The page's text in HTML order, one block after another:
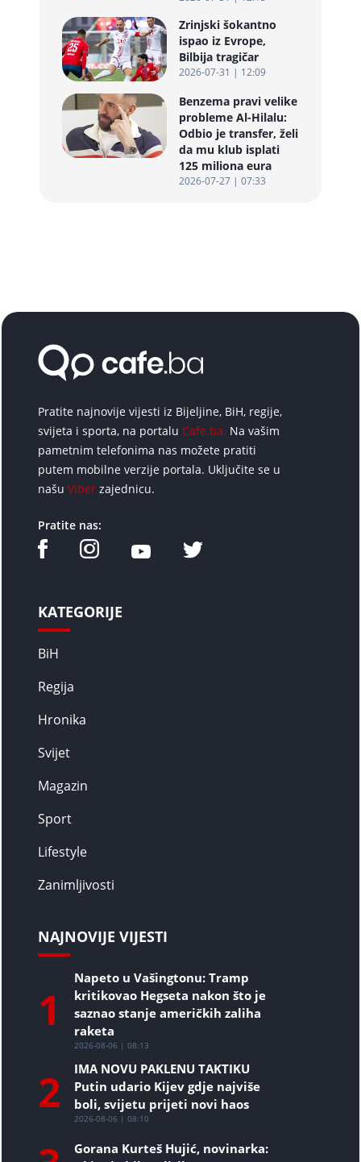
Zrinjski šokantno
ispao iz Evrope,
Bilbija tragičar
2026-07-31 | 12:09
Benzema pravi velike
probleme Al-Hilalu:
Odbio je transfer, želi
da mu klub isplati
125 miliona eura
2026-07-27 | 07:33
Pratite najnovije vijesti iz Bijeljine, BiH, regije,
svijeta i sporta, na portalu Cafe.ba. Na vašim
pametnim telefonima nas možete pratiti
putem mobilne verzije portala. Uključite se u
našu Viberzajednicu.
Pratite nas:
KATEGORIJE
BiH
Regija
Hronika
Svijet
Magazin
Sport
Lifestyle
Zanimljivosti
NAJNOVIJE VIJESTI
1
Napeto u Vašingtonu: Tramp
kritikovao Hegseta nakon što je
saznao stanje američkih zaliha
raketa
2026-08-06 | 08:13
2
IMA NOVU PAKLENU TAKTIKU
Putin udario Kijev gdje najviše
boli, svijetu prijeti novi haos
2026-08-06 | 08:10
Gorana Kurteš Hujić, novinarka: